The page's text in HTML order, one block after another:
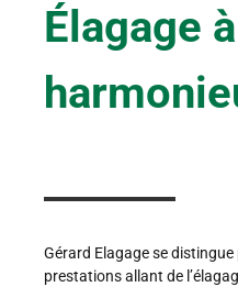
Élagage
Gérard Elagage se
prestations allant de